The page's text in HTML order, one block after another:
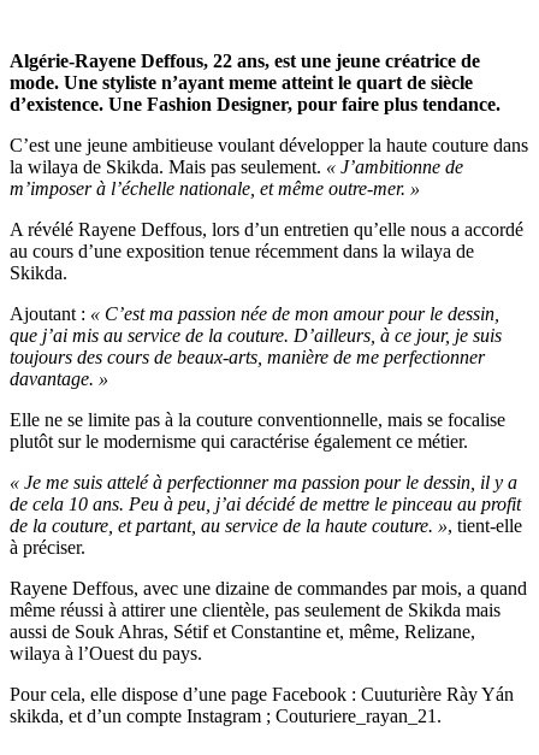
Algérie-Rayene Deffous, 22 ans, est une jeune créatrice de
mode. Une styliste n’ayant meme atteint le quart de siècle
d’existence. Une Fashion Designer, pour faire plus tendance.
C’est une jeune ambitieuse voulant développer la haute couture dans
la wilaya de Skikda. Mais pas seulement. « J’ambitionne de
m’imposer à l’échelle nationale, et même outre-mer. »
A révélé Rayene Deffous, lors d’un entretien qu’elle nous a accordé
au cours d’une exposition tenue récemment dans la wilaya de
Skikda.
Ajoutant : « C’est ma passion née de mon amour pour le dessin,
que j’ai mis au service de la couture. D’ailleurs, à ce jour, je suis
toujours des cours de beaux-arts, manière de me perfectionner
davantage. »
Elle ne se limite pas à la couture conventionnelle, mais se focalise
plutôt sur le modernisme qui caractérise également ce métier.
« Je me suis attelé à perfectionner ma passion pour le dessin, il y a
de cela 10 ans. Peu à peu, j’ai décidé de mettre le pinceau au profit
de la couture, et partant, au service de la haute couture. », tient-elle
à préciser.
Rayene Deffous, avec une dizaine de commandes par mois, a quand
même réussi à attirer une clientèle, pas seulement de Skikda mais
aussi de Souk Ahras, Sétif et Constantine et, même, Relizane,
wilaya à l’Ouest du pays.
Pour cela, elle dispose d’une page Facebook : Cuuturière Rày Yán
skikda, et d’un compte Instagram ; Couturiere_rayan_21.